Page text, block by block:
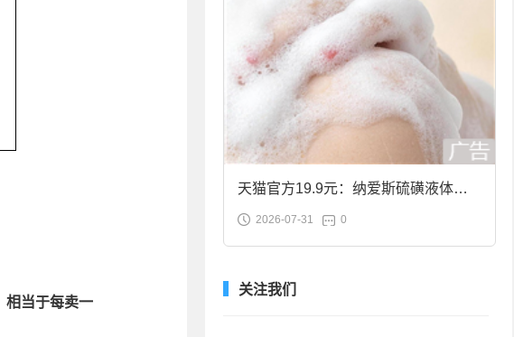
相当于每卖一
天猫官方19.9元：纳爱斯硫磺液体香
皂2斤大促
2026-07-31 0
关注我们